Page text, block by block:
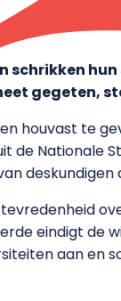
schrikken
gegeten,
houvast te
de Nationale
deskundigen
eindigt de
aan en